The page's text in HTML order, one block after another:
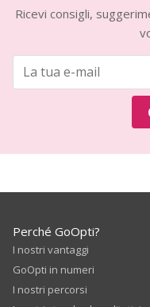
Ricevi consigli,
Perché GoOpti?
I nostri vantaggi
GoOpti in numeri
I nostri percorsi